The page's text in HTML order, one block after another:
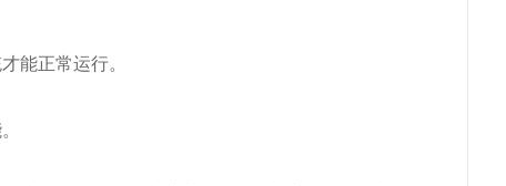
能正常运行。